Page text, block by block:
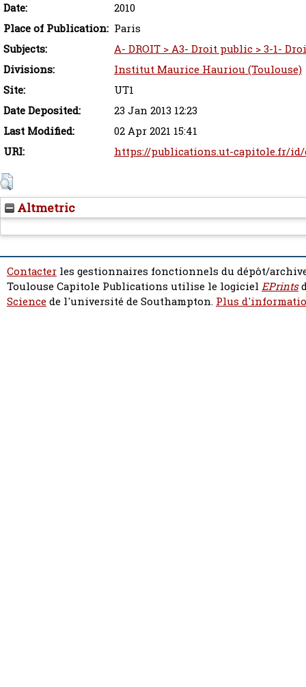
Date:
2010
Place of Publication: Paris
Subjects:
A- DROIT > A3- Droit public > 3-1-
Divisions:
Institut Maurice Hauriou (Toulouse)
Site:
UT1
Date Deposited:
23 Jan 2013 12:23
Last Modified:
02 Apr 2021 15:41
URI:
https://publications.ut-capitole.fr/
Altmetric
Contacter les gestionnaires fonctionnels du dépôt/
Toulouse Capitole Publications utilise le logiciel EPrints
Sciencede l'université de Southampton. Plus